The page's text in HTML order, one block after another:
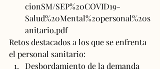
cionSM/SEP%20COVID19-
Salud%20Mental%20personal%20s
anitario.pdf
Retos destacados a los que se enfrenta
el personal sanitario:
Desbordamiento de la demanda